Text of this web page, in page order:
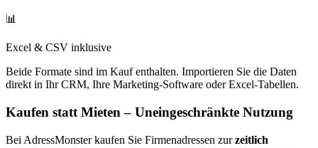
📊
Excel & CSV inklusive
Beide Formate sind im Kauf enthalten. Importieren Sie die Daten
direkt in Ihr CRM, Ihre Marketing-Software oder Excel-Tabellen.
Kaufen statt Mieten – Uneingeschränkte Nutzung
Bei AdressMonster kaufen Sie Firmenadressen zur zeitlich